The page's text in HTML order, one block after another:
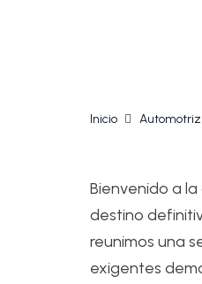
Inicio Automotriz
Bienvenido a
destino
reunimos una
exigentes